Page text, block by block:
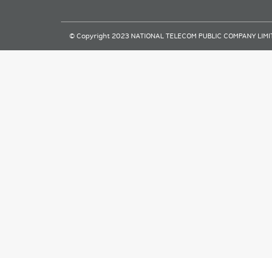
© Copyright 2023 NATIONAL TELECOM PUBLIC COMPANY